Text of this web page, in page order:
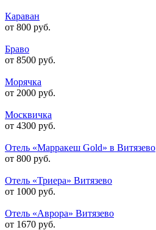
Караван
от 800 руб.
Браво
от 8500 руб.
Морячка
от 2000 руб.
Москвичка
от 4300 руб.
Отель «Марракеш Gold» в Витязево
от 800 руб.
Отель «Триера» Витязево
от 1000 руб.
Отель «Аврора» Витязево
от 1670 руб.